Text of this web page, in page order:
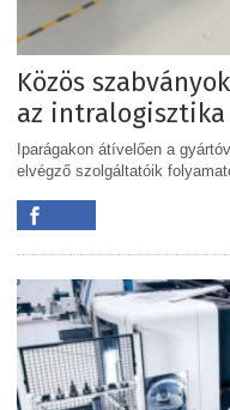
Közös
az intralogisztika
Iparágakon átívelően a
elvégző szolgáltatóik